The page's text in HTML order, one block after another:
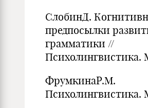
СлобинД.
предпосылки
грамматики //
Психолингвистика.
ФрумкинаР.М.
Психолингвистика.